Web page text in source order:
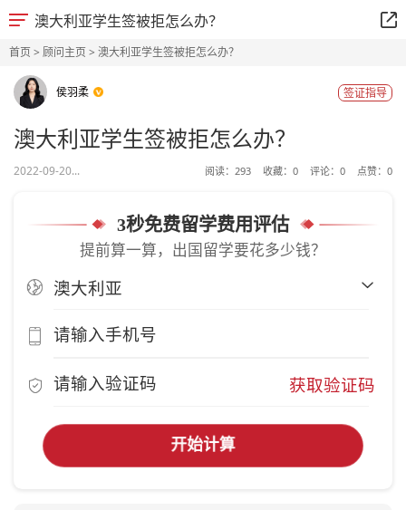
澳大利亚学生签被拒怎么办？
首页> 顾问主页> 澳大利亚学生签被拒怎么办？
侯羽柔 签证指导
澳大利亚学生签被拒怎么办？
2022-09-20... 阅读： 293 收藏： 0 评论： 0 点赞： 0
3秒免费留学费用评估
提前算一算，出国留学要花多少钱？
获取验证码
开始计算